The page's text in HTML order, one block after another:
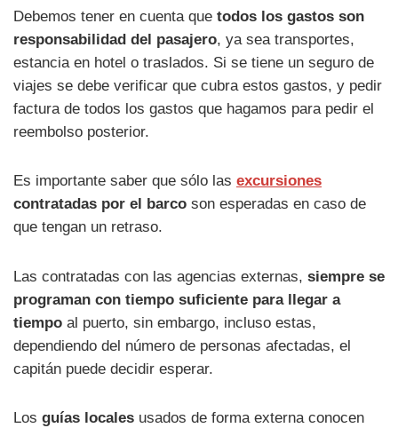
Debemos tener en cuenta que todos los gastos son
responsabilidad del pasajero, ya sea transportes,
estancia en hotel o traslados. Si se tiene un seguro de
viajes se debe verificar que cubra estos gastos, y pedir
factura de todos los gastos que hagamos para pedir el
reembolso posterior.
Es importante saber que sólo las excursiones
contratadas por el barco son esperadas en caso de
que tengan un retraso.
Las contratadas con las agencias externas, siempre se
programan con tiempo suficiente para llegar a
tiempo al puerto, sin embargo, incluso estas,
dependiendo del número de personas afectadas, el
capitán puede decidir esperar.
Los guías locales usados de forma externa conocen